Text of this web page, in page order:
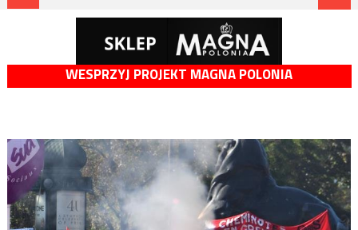
WESPRZYJ PROJEKT MAGNA POLONIA